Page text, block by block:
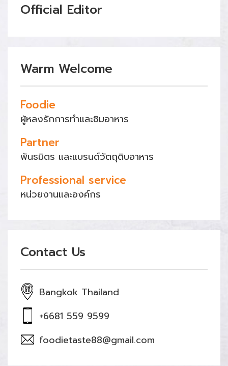
Official Editor
Warm Welcome
Foodie
ผู้หลงรักการทำและชิมอาหาร
Partner
พันธมิตร และแบรนด์วัตถุดิบอาหาร
Professional service
หน่วยงานและองค์กร
Contact Us
Bangkok Thailand
+6681 559 9599
foodietaste88@gmail.com